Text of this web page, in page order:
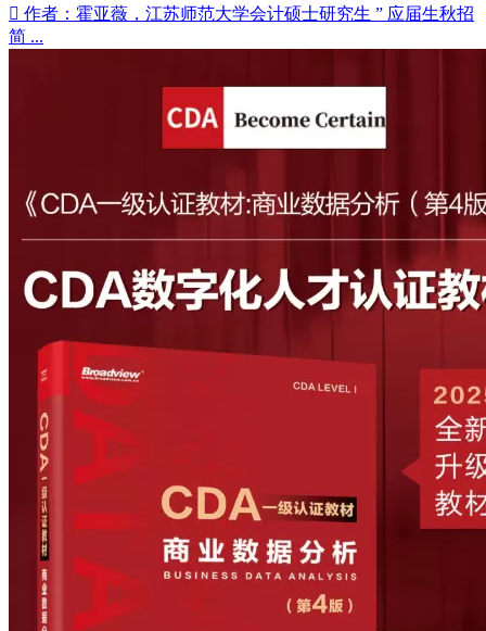
 作者：霍亚薇，江苏师范大学会计硕士研究生 ” 应届生秋招
简 ...